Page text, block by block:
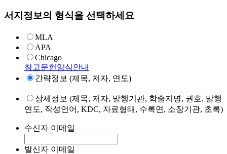
서지정보의 형식을 선택하세요
MLA
APA
Chicago
참고문헌양식안내
간략정보 (제목, 저자, 연도)
상세정보 (제목, 저자, 발행기관, 학술지명, 권호, 발행
연도, 작성언어, KDC, 자료형태, 수록면, 소장기관, 초록)
수신자 이메일
발신자 이메일